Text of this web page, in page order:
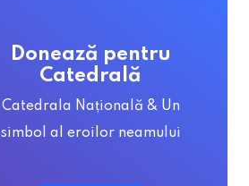
Donează pentru
Catedrală
Catedrala Națională & Un
simbol al eroilor neamului